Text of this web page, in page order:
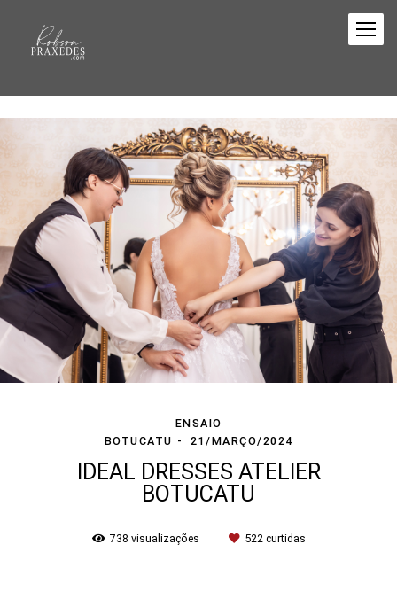
ENSAIO
BOTUCATU
21/MARÇO/2024
IDEAL DRESSES ATELIER
BOTUCATU
738 visualizações 522 curtidas